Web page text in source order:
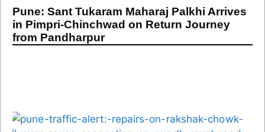
Pune: Sant Tukaram Maharaj Palkhi Arrives
in Pimpri-Chinchwad on Return Journey
from Pandharpur